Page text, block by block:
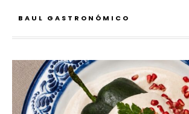
BAUL GASTRONÓMICO